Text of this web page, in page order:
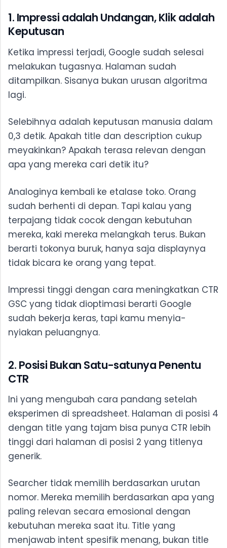
1. Impressi adalah Undangan, Klik adalah
Keputusan
Ketika impressi terjadi, Google sudah selesai
melakukan tugasnya. Halaman sudah
ditampilkan. Sisanya bukan urusan algoritma
lagi.
Selebihnya adalah keputusan manusia dalam
0,3 detik. Apakah title dan description cukup
meyakinkan? Apakah terasa relevan dengan
apa yang mereka cari detik itu?
Analoginya kembali ke etalase toko. Orang
sudah berhenti di depan. Tapi kalau yang
terpajang tidak cocok dengan kebutuhan
mereka, kaki mereka melangkah terus. Bukan
berarti tokonya buruk, hanya saja displaynya
tidak bicara ke orang yang tepat.
Impressi tinggi dengan cara meningkatkan CTR
GSC yang tidak dioptimasi berarti Google
sudah bekerja keras, tapi kamu menyia-
nyiakan peluangnya.
2. Posisi Bukan Satu-satunya Penentu
CTR
Ini yang mengubah cara pandang setelah
eksperimen di spreadsheet. Halaman di posisi 4
dengan title yang tajam bisa punya CTR lebih
tinggi dari halaman di posisi 2 yang titlenya
generik.
Searcher tidak memilih berdasarkan urutan
nomor. Mereka memilih berdasarkan apa yang
paling relevan secara emosional dengan
kebutuhan mereka saat itu. Title yang
menjawab intent spesifik menang, bukan title